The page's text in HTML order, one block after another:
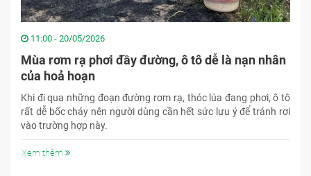
11:00 - 20/05/2026
Mùa rơm rạ phơi đầy đường, ô tô dễ là nạn nhân
của hoả hoạn
Khi đi qua những đoạn đường rơm rạ, thóc lúa đang phơi, ô tô
rất dễ bốc cháy nên người dùng cần hết sức lưu ý để tránh rơi
vào trường hợp này.
Xem thêm